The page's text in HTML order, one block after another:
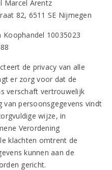
Marcel Arentz
82, 6511 SE Nijmegen
10035023
de privacy van alle
er zorg voor dat de
verschaft vertrouwelijk
van persoonsgegevens vindt
wijze, in
Verordening
klachten omtrent de
kunnen aan de
gericht.